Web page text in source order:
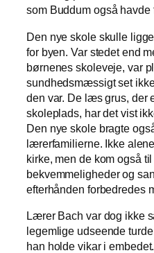
som Buddum også havde
Den nye skole skulle
for byen. Var stedet end
børnenes skoleveje, var
sundhedsmæssigt set
den var. De læs grus, der
skoleplads, har det vist
Den nye skole bragte
lærerfamilierne. Ikke
kirke, men de kom også
bekvemmeligheder og
efterhånden forbedredes
Lærer Bach var dog ikke
legemlige udseende
han holde vikar i